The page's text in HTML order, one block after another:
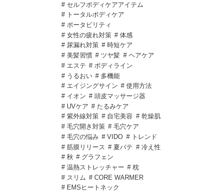
# セルフボディケアアイテム
# トータルボディケア
# ポータビリティ
# 女性の疲れ対策 # 体感
# 尿漏れ対策 # 時短ケア
# 美髪習慣 # ツヤ髪 # ヘアケア
# エステ # ボディライン
# うるおい # 多機能
# エイジングサイン # 使用方法
# イオン # 頭皮マッサージ器
# UVケア # たるみケア
# 紫外線対策 # 自宅美容 # 乾燥肌
# 毛穴開き対策 # 毛穴ケア
# 毛穴の悩み # VIDO # トレンド
# 筋膜リリース # 夏バテ # 冷え性
# 秋 # グラフェン
# 温熱ストレッチャー # 枕
# スリム # CORE WARMER
# EMSヒートネック